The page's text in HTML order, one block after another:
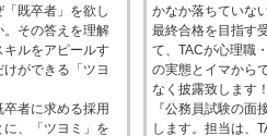
既卒者」を欲し
。その答えを理解
キルをアピールす
ができる「ツヨ
者に求める採用
、「ツヨミ」を
かなか落ちていな
最終合格を目指す
て、TACが心理職
の実態とイマから
なく披露致します
『公務員試験の面
します。担当は、